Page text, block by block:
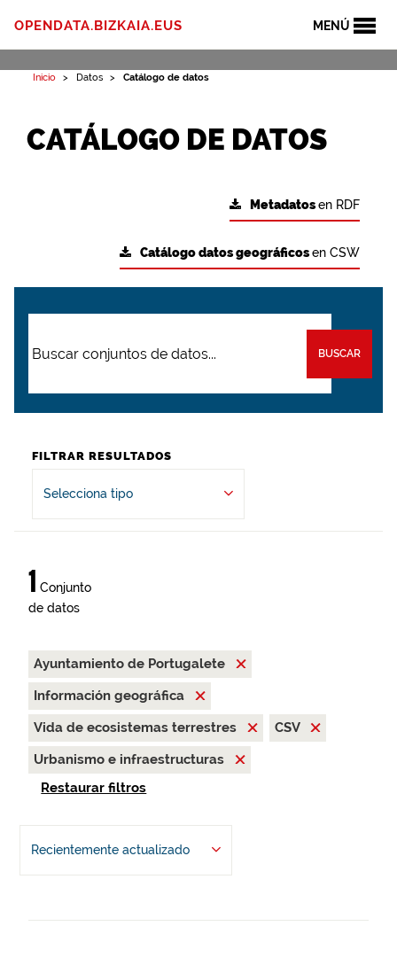
MENÚ
OPENDATA.BIZKAIA.EUS
Inicio Datos Catálogo de datos
CATÁLOGO DE DATOS
Metadatosen RDF
Catálogo datos geográficosen CSW
BUSCAR
FILTRAR RESULTADOS
Selecciona tipo
1 Conjunto
de datos
Ayuntamiento de Portugalete
Información geográfica
Vida de ecosistemas terrestres
CSV
Urbanismo e infraestructuras
Restaurar filtros
Recientemente actualizado